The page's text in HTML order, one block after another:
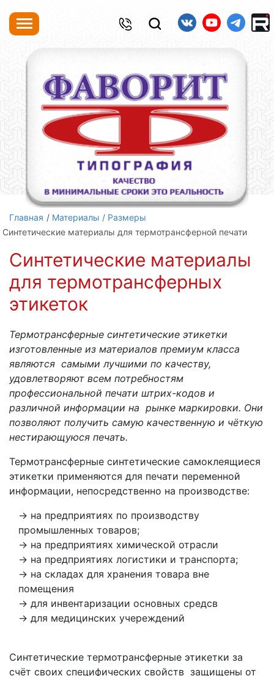
Главная
Материалы / Размеры
Синтетические материалы для термотрансферной печати
Синтетические материалы
для термотрансферных
этикеток
Термотрансферные синтетические этикетки
изготовленные из материалов премиум класса
являются самыми лучшими по качеству,
удовлетворяют всем потребностям
профессиональной печати штрих-кодов и
различной информации на рынке маркировки. Они
позволяют получить самую качественную и чёткую
нестирающуюся печать.
Термотрансферные синтетические самоклеящиеся
этикетки применяются для печати переменной
информации, непосредственно на производстве:
на предприятиях по производству
промышленных товаров;
на предприятиях химической отрасли
на предприятиях логистики и транспорта;
на складах для хранения товара вне
помещения
для инвентаризации основных средсв
для медицинских учереждений
Синтетические термотрансферные этикетки за
счёт своих специфических свойств защищены от